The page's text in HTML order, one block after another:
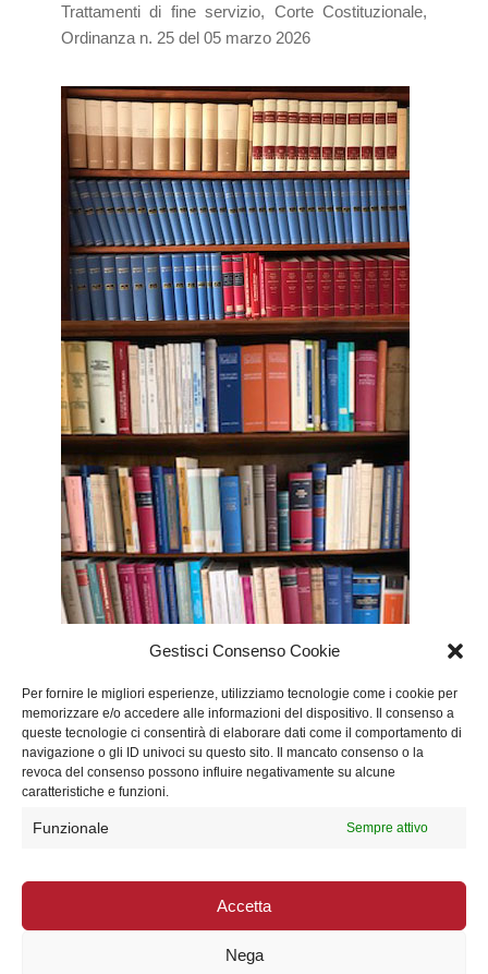
Gestisci Consenso Cookie
Per fornire le migliori esperienze, utilizziamo tecnologie come i cookie per
memorizzare e/o accedere alle informazioni del dispositivo. Il consenso a
queste tecnologie ci consentirà di elaborare dati come il comportamento di
navigazione o gli ID univoci su questo sito. Il mancato consenso o la
revoca del consenso possono influire negativamente su alcune
caratteristiche e funzioni.
Funzionale Sempre attivo
Accetta
Nega
Trattamenti di fine servizio, Corte Costituzionale,
Ordinanza n. 25 del 05 marzo 2026
© Copyright 2023 Studio Legale Mazza All
|
P.IVA 01544400789